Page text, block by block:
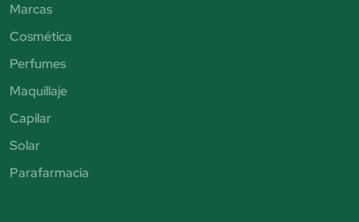
Marcas
Cosmética
Perfumes
Maquillaje
Capilar
Solar
Parafarmacia